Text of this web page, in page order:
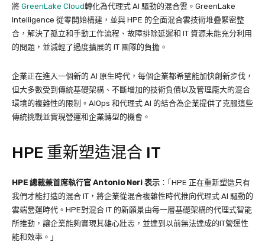
將 GreenLake Cloud轉化為代理式 AI 驅動的混合雲。GreenLake
Intelligence 從零開始構建，並與 HPE 的全面混合雲技術堆疊緊密整
合，解決了孤立和手動工作流程、故障排除延遲和 IT 資源未能充分利用
的問題，並減輕了過度擴展的 IT 團隊的負擔。
企業正在進入一個新的 AI 原生時代，每個企業都希望能加快創新步伐，
但大多數受到傳統基礎架構、不斷增加的技術負債以及管理龐大的混合
環境的複雜性的限制。AIOps 和代理式 AI 的結合為企業提供了克服這些
傳統挑戰並實現營運和企業轉型的機會。
HPE 重新塑造混合 IT
HPE 總裁兼首席執行官 Antonio Neri 表示 ：｢HPE 正在重新塑造只有
我們才能打造的混合 IT，將企業從混合複雜性時代推向代理式 AI 驅動的
雲端營運時代。HPE對混合 IT 的新願景由每一層基礎架構的代理式智能
所推動，讓企業能夠實現其雄心壯志，並達到以前無法達成的IT營運性
能和效率。」